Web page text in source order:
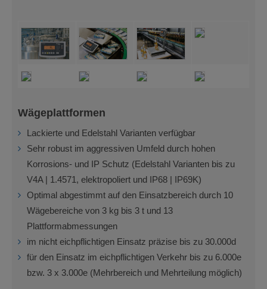
Wägeplattformen
Lackierte und Edelstahl Varianten verfügbar
Sehr robust im aggressiven Umfeld durch hohen
Korrosions- und IP Schutz (Edelstahl Varianten bis zu
V4A | 1.4571, elektropoliert und IP68 | IP69K)
Optimal abgestimmt auf den Einsatzbereich durch 10
Wägebereiche von 3 kg bis 3 t und 13
Plattformabmessungen
im nicht eichpflichtigen Einsatz präzise bis zu 30.000d
für den Einsatz im eichpflichtigen Verkehr bis zu 6.000e
bzw. 3 x 3.000e (Mehrbereich und Mehrteilung möglich)